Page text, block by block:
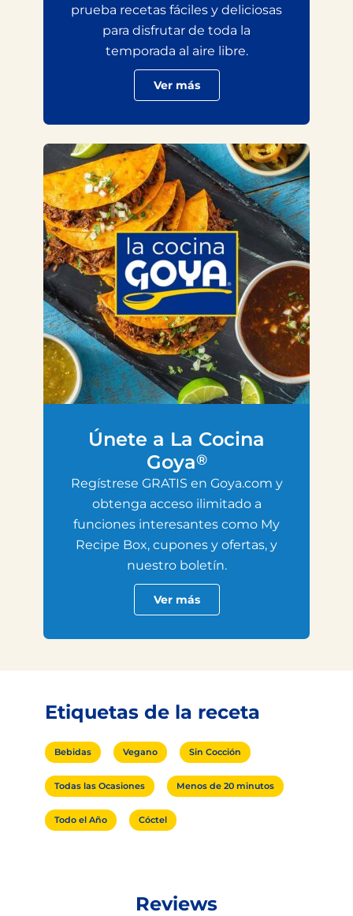
prueba recetas fáciles y deliciosas
para disfrutar de toda la
temporada al aire libre.
Ver más
Únete a La Cocina
Goya®
Regístrese GRATIS en Goya.com y
obtenga acceso ilimitado a
funciones interesantes como My
Recipe Box, cupones y ofertas, y
nuestro boletín.
Ver más
Etiquetas de la receta
Bebidas Vegano Sin Cocción
Todas las Ocasiones Menos de 20 minutos
Todo el Año Cóctel
Reviews